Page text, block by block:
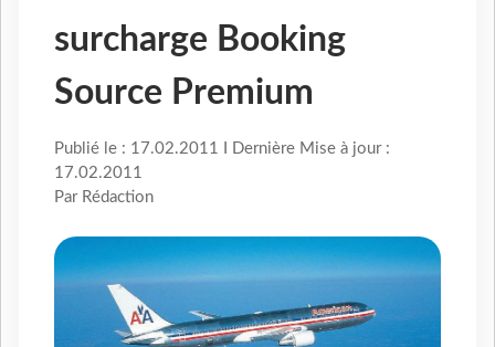
surcharge Booking
Source Premium
Publié le : 17.02.2011 I Dernière Mise à jour :
17.02.2011
Par Rédaction